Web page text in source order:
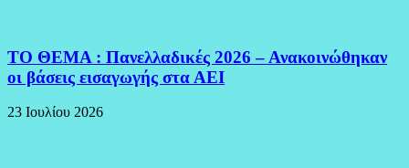
ΤΟ ΘΕΜΑ : Πανελλαδικές 2026 – Ανακοινώθηκαν
οι βάσεις εισαγωγής στα ΑΕΙ
23 Ιουλίου 2026